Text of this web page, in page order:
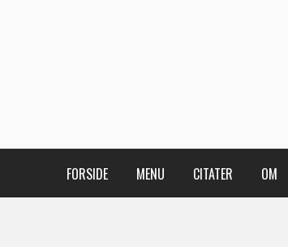
FORSIDE MENU CITATER OM